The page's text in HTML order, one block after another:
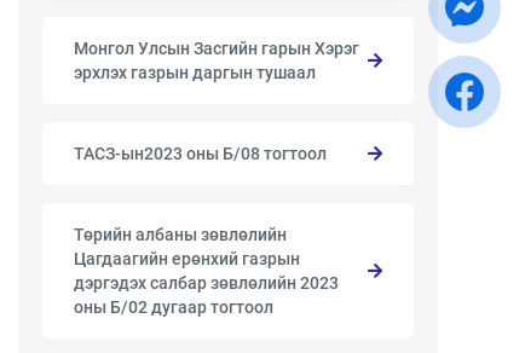
Монгол Улсын Засгийн гарын Хэрэг
эрхлэх газрын даргын тушаал
ТАСЗ-ын2023 оны Б/08 тогтоол
Төрийн албаны зөвлөлийн
Цагдаагийн ерөнхий газрын
дэргэдэх салбар зөвлөлийн 2023
оны Б/02 дугаар тогтоол